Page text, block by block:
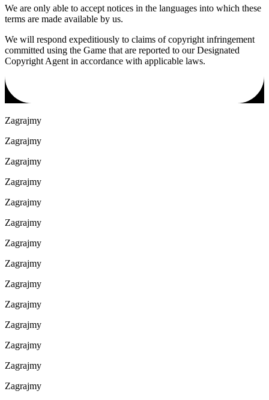
We are only able to accept notices in the languages into which these
terms are made available by us.
We will respond expeditiously to claims of copyright infringement
committed using the Game that are reported to our Designated
Copyright Agent in accordance with applicable laws.
Zagrajmy
Zagrajmy
Zagrajmy
Zagrajmy
Zagrajmy
Zagrajmy
Zagrajmy
Zagrajmy
Zagrajmy
Zagrajmy
Zagrajmy
Zagrajmy
Zagrajmy
Zagrajmy